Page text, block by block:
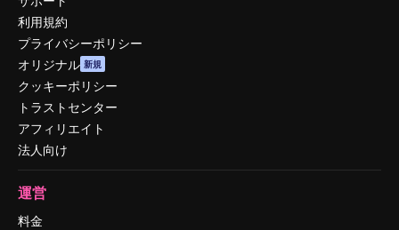
利用規約
プライバシーポリシー
オリジナル 新規
クッキーポリシー
トラストセンター
アフィリエイト
法人向け
運営
料金